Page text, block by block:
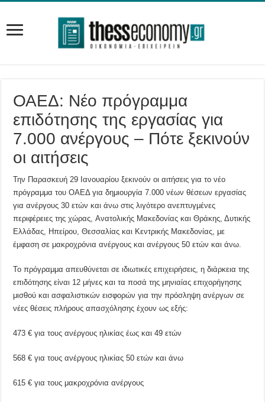
ΟΑΕΔ: Νέο πρόγραμμα
επιδότησης της εργασίας για
7.000 ανέργους – Πότε ξεκινούν
οι αιτήσεις
Την Παρασκευή 29 Ιανουαρίου ξεκινούν οι αιτήσεις για το νέο
πρόγραμμα του ΟΑΕΔ για δημιουργία 7.000 νέων θέσεων εργασίας
για ανέργους 30 ετών και άνω στις λιγότερο ανεπτυγμένες
περιφέρειες της χώρας, Ανατολικής Μακεδονίας και Θράκης, Δυτικής
Ελλάδας, Ηπείρου, Θεσσαλίας και Κεντρικής Μακεδονίας, με
έμφαση σε μακροχρόνια ανέργους και ανέργους 50 ετών και άνω.
Το πρόγραμμα απευθύνεται σε ιδιωτικές επιχειρήσεις, η διάρκεια της
επιδότησης είναι 12 μήνες και τα ποσά της μηνιαίας επιχορήγησης
μισθού και ασφαλιστικών εισφορών για την πρόσληψη ανέργων σε
νέες θέσεις πλήρους απασχόλησης έχουν ως εξής:
473 € για τους ανέργους ηλικίας έως και 49 ετών
568 € για τους ανέργους ηλικίας 50 ετών και άνω
615 € για τους μακροχρόνια ανέργους